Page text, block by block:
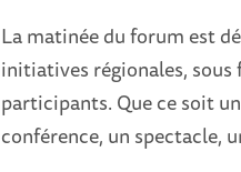
La matinée du forum est
initiatives régionales,
participants. Que ce soit
conférence, un spectacle,